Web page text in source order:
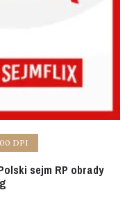
DPI
sejm RP obrady